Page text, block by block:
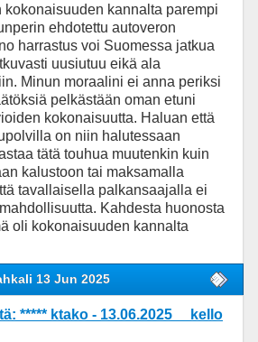
kokonaisuuden kannalta parempi
ehdotettu autoveron
harrastus voi Suomessa jatkua
uusiutuu eikä ala
Minun moraalini ei anna periksi
pelkästään oman etuni
kokonaisuutta. Haluan että
on niin halutessaan
tätä touhua muutenkin kuin
kalustoon tai maksamalla
tavallaisella palkansaajalla ei
Kahdesta huonosta
oli kokonaisuuden kannalta
13 Jun 2025
***** ktako - 13.06.2025 kello